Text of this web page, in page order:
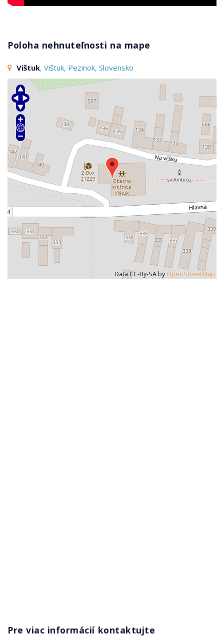
Poloha nehnuteľnosti na mape
Vištuk, Vištuk, Pezinok, Slovensko
Data CC-By-SA by OpenStreetMap
Pre viac informácií kontaktujte